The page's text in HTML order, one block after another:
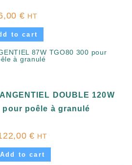
€ HT
to cart
DOUBLE 120W
pour poêle à granulé
€ HT
Add to cart